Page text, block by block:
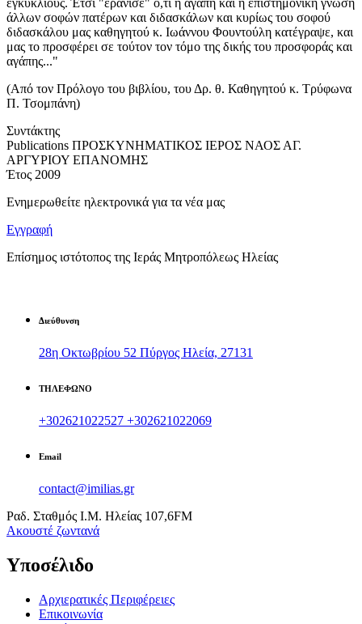
εγκυκλίους. Έτσι "εράνισε" ό,τι η αγάπη και η επιστημονική γνώση
άλλων σοφών πατέρων και διδασκάλων και κυρίως του σοφού
διδασκάλου μας καθηγητού κ. Ιωάννου Φουντούλη κατέγραψε, και
μας το προσφέρει σε τούτον τον τόμο της δικής του προσφοράς και
αγάπης..."
(Από τον Πρόλογο του βιβλίου, του Δρ. θ. Καθηγητού κ. Τρύφωνα
Π. Τσομπάνη)
Συντάκτης
Publications ΠΡΟΣΚΥΝΗΜΑΤΙΚΟΣ ΙΕΡΟΣ ΝΑΟΣ ΑΓ.
ΑΡΓΥΡΙΟΥ ΕΠΑΝΟΜΗΣ
Έτος 2009
Ενημερωθείτε ηλεκτρονικά για τα νέα μας
Εγγραφή
Επίσημος ιστότοπος της Ιεράς Μητροπόλεως Ηλείας
Διεύθυνση
28η Οκτωβρίου 52 Πύργος Ηλεία, 27131
ΤΗΛΕΦΩΝΟ
+302621022527 +302621022069
Email
contact@imilias.gr
Ραδ. Σταθμός Ι.Μ. Ηλείας 107,6FM
Aκουστέ ζωντανά
Υποσέλιδο
Αρχιερατικές Περιφέρειες
Επικοινωνία